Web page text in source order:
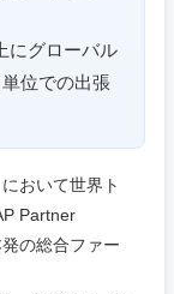
にグローバル
位での出張
おいて世界ト
Partner
の総合ファー